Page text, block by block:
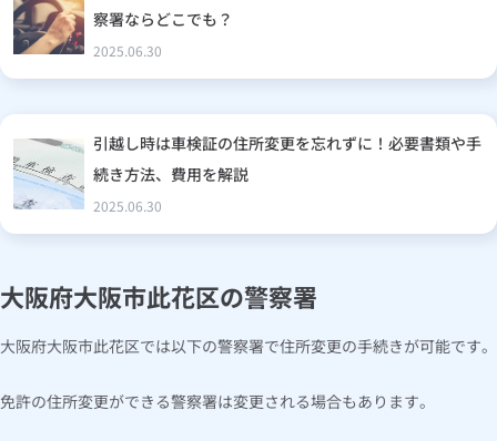
察署ならどこでも？
2025.06.30
引越し時は車検証の住所変更を忘れずに！必要書類や手
続き方法、費用を解説
2025.06.30
大阪府大阪市此花区の警察署
大阪府大阪市此花区では以下の警察署で住所変更の手続きが可能です。
免許の住所変更ができる警察署は変更される場合もあります。